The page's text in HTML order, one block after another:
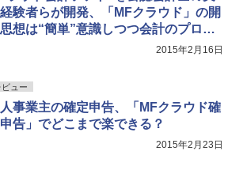
験者らが開発、「MFクラウド」の開
想は“簡単”意識しつつ会計のプロも
2015年2月16日
ビュー
事業主の確定申告、「MFクラウド確
告」でどこまで楽できる？
2015年2月23日